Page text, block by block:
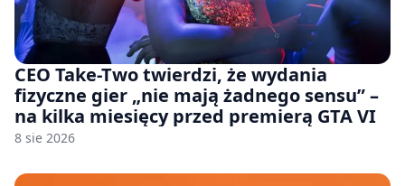
CEO Take-Two twierdzi, że wydania
fizyczne gier „nie mają żadnego sensu” –
na kilka miesięcy przed premierą GTA VI
8 sie 2026